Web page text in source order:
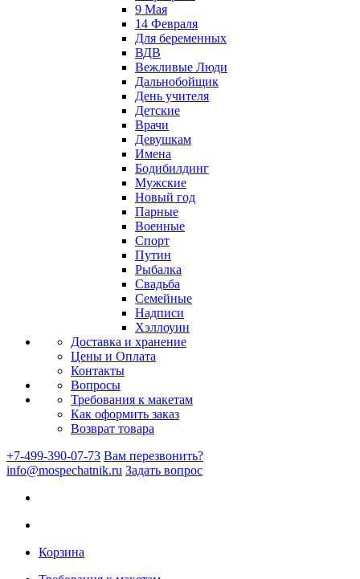
9 Мая
14 Февраля
Для беременных
ВДВ
Вежливые Люди
Дальнобойщик
День учителя
Детские
Врачи
Девушкам
Имена
Бодибилдинг
Мужские
Новый год
Парные
Военные
Спорт
Путин
Рыбалка
Свадьба
Семейные
Надписи
Хэллоуин
Доставка и хранение
Цены и Оплата
Контакты
Вопросы
Требования к макетам
Как оформить заказ
Возврат товара
+7-499-390-07-73 Вам перезвонить?
info@mospechatnik.ru Задать вопрос
Корзина